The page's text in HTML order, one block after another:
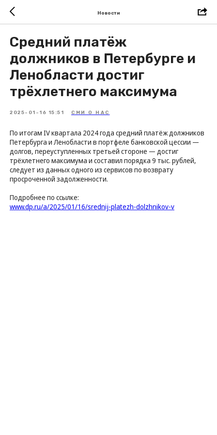
Новости
Средний платёж
должников в Петербурге и
Ленобласти достиг
трёхлетнего максимума
2025-01-16 15:51 СМИ О НАС
По итогам IV квартала 2024 года средний платёж должников
Петербурга и Ленобласти в портфеле банковской цессии —
долгов, переуступленных третьей стороне — достиг
трёхлетнего максимума и составил порядка 9 тыс. рублей,
следует из данных одного из сервисов по возврату
просроченной задолженности.
Подробнее по ссылке:
www.dp.ru/a/2025/01/16/srednij-platezh-dolzhnikov-v